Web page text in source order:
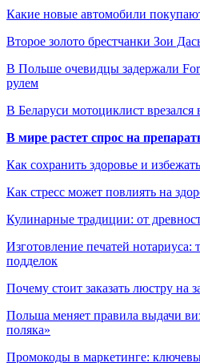
Какие новые автомобили
Второе золото брестчанки Зои
В Польше очевидцы задержали
рулем
В Беларуси мотоциклист врезался
В мире растет спрос на
Как сохранить здоровье и
Как стресс может повлиять на
Кулинарные традиции: от
Изготовление печатей нотариуса:
подделок
Почему стоит заказать люстру на
Польша меняет правила выдачи
поляка»
Промокоды в маркетинге: